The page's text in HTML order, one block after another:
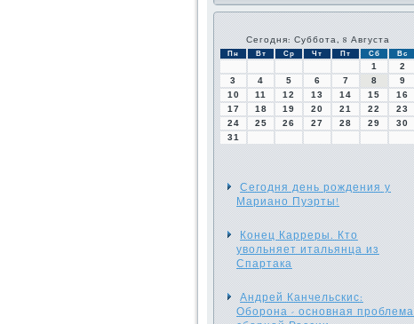
Сегодня: Суббота, 8 Августа
Пн Вт Ср Чт Пт Сб Вс
1
2
3
4 5 6 7 8
9
10
11 12 13 14 15
16
17
18 19 20 21 22
23
24
25 26 27 28 29
30
31
Сегодня день рождения у
Мариано Пуэрты!
Конец Карреры. Кто
увольняет итальянца из
Спартака
Андрей Канчельскис:
Оборона - основная проблема